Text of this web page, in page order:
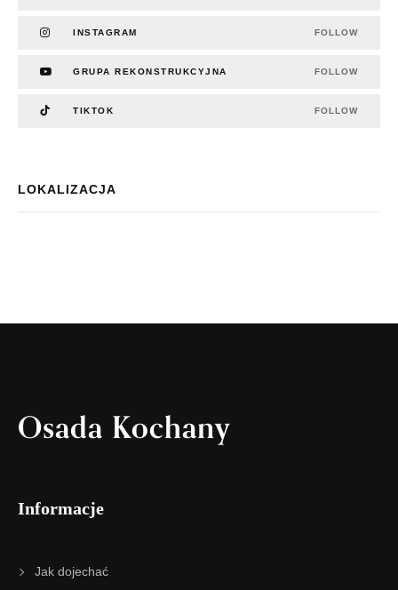
INSTAGRAM FOLLOW
GRUPA REKONSTRUKCYJNA FOLLOW
TIKTOK FOLLOW
LOKALIZACJA
Osada Kochany
Informacje
Jak dojechać